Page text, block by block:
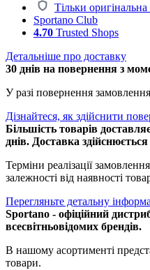
Тільки
Sportano Club
4.70 Trusted Shops
Детальніше про доставку
30 днів на повернення з
У разі повернення
Дізнайтеся, як здійснити
Більшість товарів
днів. Доставка
Терміни реалізації
залежності від наявності
Перегляньте детальну
Sportano - офіційний
всесвітньовідомих брендів.
В нашому асортименті
товари.